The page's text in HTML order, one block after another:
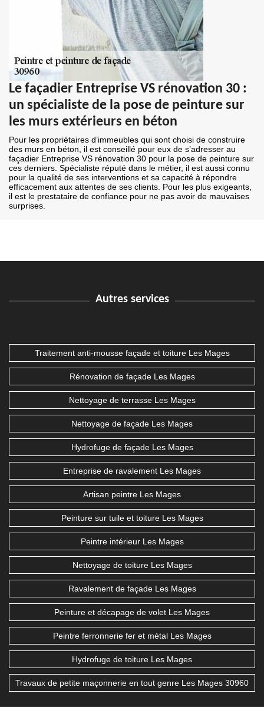
Le façadier Entreprise VS rénovation 30 :
un spécialiste de la pose de peinture sur
les murs extérieurs en béton
Pour les propriétaires d’immeubles qui sont choisi de construire
des murs en béton, il est conseillé pour eux de s’adresser au
façadier Entreprise VS rénovation 30 pour la pose de peinture sur
ces derniers. Spécialiste réputé dans le métier, il est aussi connu
pour la qualité de ses interventions et sa capacité à répondre
efficacement aux attentes de ses clients. Pour les plus exigeants,
il est le prestataire de confiance pour ne pas avoir de mauvaises
surprises.
Autres services
Traitement anti-mousse façade et toiture Les Mages
Rénovation de façade Les Mages
Nettoyage de terrasse Les Mages
Nettoyage de façade Les Mages
Hydrofuge de façade Les Mages
Entreprise de ravalement Les Mages
Artisan peintre Les Mages
Peinture sur tuile et toiture Les Mages
Peintre intérieur Les Mages
Nettoyage de toiture Les Mages
Ravalement de façade Les Mages
Peinture et décapage de volet Les Mages
Peintre ferronnerie fer et métal Les Mages
Hydrofuge de toiture Les Mages
Travaux de petite maçonnerie en tout genre Les Mages 30960